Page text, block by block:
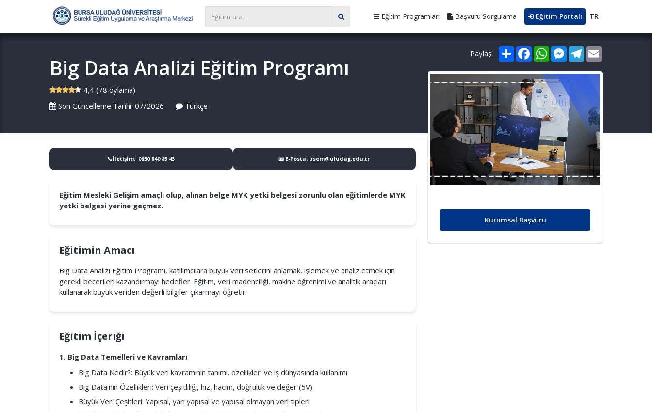
Eğitim Programları Başvuru Sorgulama Eğitim Portalı TR
Big Data Analizi Eğitim Programı
4,4 (78 oylama)
Son Güncelleme Tarihi: 07/2026
Türkçe
📞İletişim: 0850 840 85 43 📧 E-Posta: usem@uludag.edu.tr
Eğitim Mesleki Gelişim amaçlı olup, alınan belge MYK yetki belgesi zorunlu olan eğitimlerde MYK
yetki belgesi yerine geçmez.
Eğitimin Amacı
Big Data Analizi Eğitim Programı, katılımcılara büyük veri setlerini anlamak, işlemek ve analiz etmek için
gerekli becerileri kazandırmayı hedefler. Eğitim, veri madenciliği, makine öğrenimi ve analitik araçları
kullanarak büyük veriden değerli bilgiler çıkarmayı öğretir.
Eğitim İçeriği
1. Big Data Temelleri ve Kavramları
Big Data Nedir?: Büyük veri kavramının tanımı, özellikleri ve iş dünyasında kullanımı
Big Data'nın Özellikleri: Veri çeşitliliği, hız, hacim, doğruluk ve değer (5V)
Büyük Veri Çeşitleri: Yapısal, yarı yapısal ve yapısal olmayan veri tipleri
Paylaş: PaylaşFacebookWhatsAppMessenger
Telegram
Kurumsal Başvuru